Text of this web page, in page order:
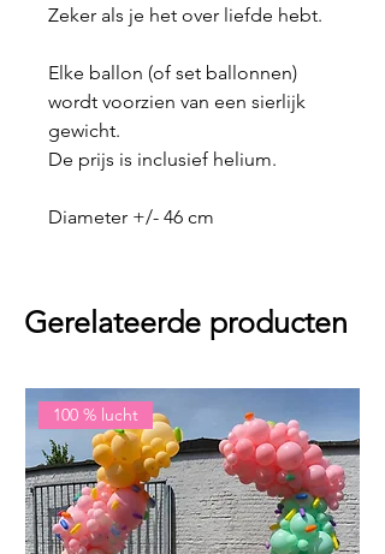
Zeker als je het over liefde hebt.
Elke ballon (of set ballonnen)
wordt voorzien van een sierlijk
gewicht.
De prijs is inclusief helium.
Diameter +/- 46 cm
Gerelateerde producten
100 % lucht